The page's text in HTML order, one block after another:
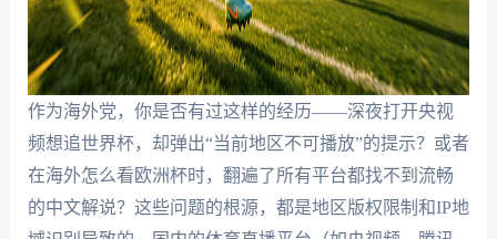
作为海外党，你是否有过这样的经历——深夜打开央视
频想追世界杯，却弹出“当前地区不可播放”的提示？或者
在海外怎么看欧洲杯时，翻遍了所有平台都找不到流畅
的中文解说？这些问题的根源，都是地区版权限制和IP地